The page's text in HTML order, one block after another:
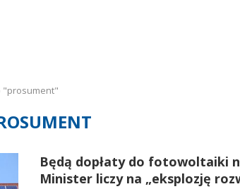
"prosument"
Będą dopłaty do fotowoltaiki
Minister liczy na „eksplozję